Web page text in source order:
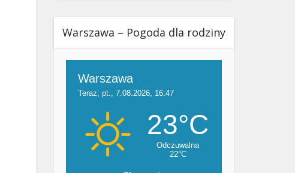
Warszawa – Pogoda dla rodziny